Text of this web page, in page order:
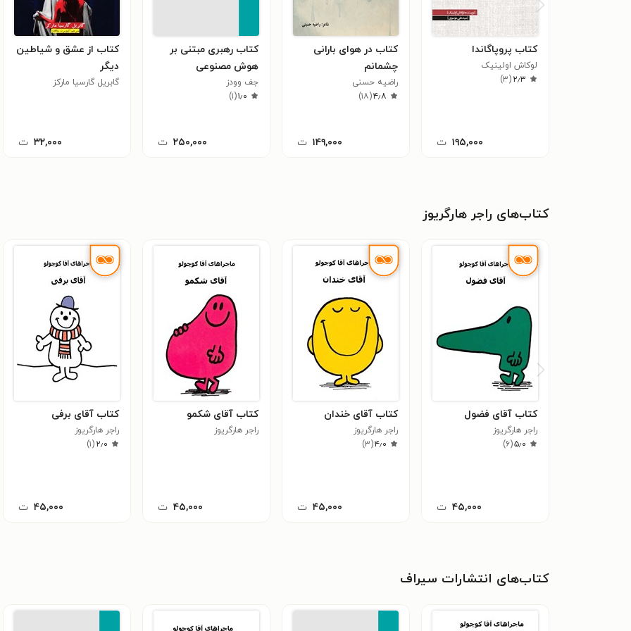
کتاب پروپاگاندا
لوکاش اولینیک
۲٫۳(۳)
۱۹۵,۰۰۰ ت
کتاب در هوای بارانی
چشمانم
راضیه حسنی
۴٫۸(۱۸)
۱۴۹,۰۰۰ ت
کتاب رهبری مبتنی بر
هوش مصنوعی
جف وودز
۱٫۰(۱)
۲۵۰,۰۰۰ ت
کتاب از عشق و شیاطین
دیگر
گابریل گارسیا مارکز
۳۲,۰۰۰ ت
کتاب‌های راجر هارگریوز
کتاب آقای فضول
راجر هارگریوز
۵٫۰(۶)
۴۵,۰۰۰ ت
کتاب آقای خندان
راجر هارگریوز
۴٫۰(۳)
۴۵,۰۰۰ ت
کتاب آقای شکمو
راجر هارگریوز
۴۵,۰۰۰ ت
کتاب آقای برفی
راجر هارگریوز
۲٫۰(۱)
۴۵,۰۰۰ ت
کتاب‌های انتشارات سیراف